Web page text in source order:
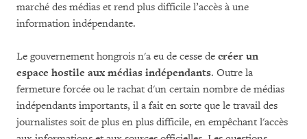
marché des médias et rend plus difficile l’accès à une
information indépendante.
Le gouvernement hongrois n'a eu de cesse de créer un
espace hostile aux médias indépendants. Outre la
fermeture forcée ou le rachat d'un certain nombre de médias
indépendants importants, il a fait en sorte que le travail des
journalistes soit de plus en plus difficile, en empêchant l'accès